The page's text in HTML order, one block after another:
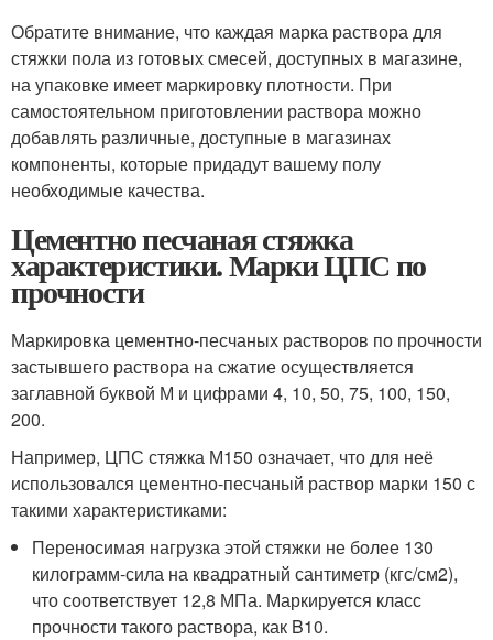
Обратите внимание, что каждая марка раствора для
стяжки пола из готовых смесей, доступных в магазине,
на упаковке имеет маркировку плотности. При
самостоятельном приготовлении раствора можно
добавлять различные, доступные в магазинах
компоненты, которые придадут вашему полу
необходимые качества.
Цементно песчаная стяжка
характеристики. Марки ЦПС по
прочности
Маркировка цементно-песчаных растворов по прочности
застывшего раствора на сжатие осуществляется
заглавной буквой М и цифрами 4, 10, 50, 75, 100, 150,
200.
Например, ЦПС стяжка М150 означает, что для неё
использовался цементно-песчаный раствор марки 150 с
такими характеристиками:
Переносимая нагрузка этой стяжки не более 130
килограмм-сила на квадратный сантиметр (кгс/см2),
что соответствует 12,8 МПа. Маркируется класс
прочности такого раствора, как B10.